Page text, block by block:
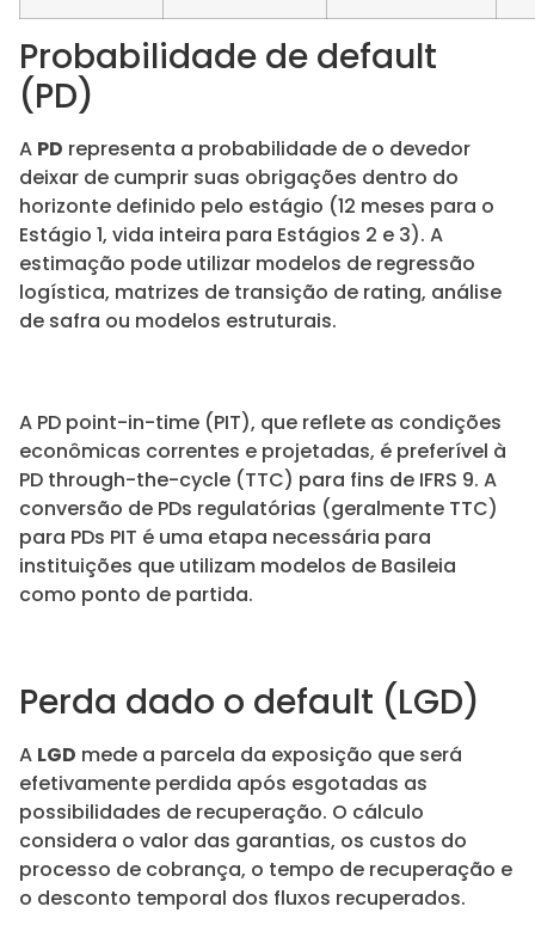
Probabilidade de default
(PD)
A PD representa a probabilidade de o devedor
deixar de cumprir suas obrigações dentro do
horizonte definido pelo estágio (12 meses para o
Estágio 1, vida inteira para Estágios 2 e 3). A
estimação pode utilizar modelos de regressão
logística, matrizes de transição de rating, análise
de safra ou modelos estruturais.
A PD point-in-time (PIT), que reflete as condições
econômicas correntes e projetadas, é preferível à
PD through-the-cycle (TTC) para fins de IFRS 9. A
conversão de PDs regulatórias (geralmente TTC)
para PDs PIT é uma etapa necessária para
instituições que utilizam modelos de Basileia
como ponto de partida.
Perda dado o default (LGD)
A LGD mede a parcela da exposição que será
efetivamente perdida após esgotadas as
possibilidades de recuperação. O cálculo
considera o valor das garantias, os custos do
processo de cobrança, o tempo de recuperação e
o desconto temporal dos fluxos recuperados.